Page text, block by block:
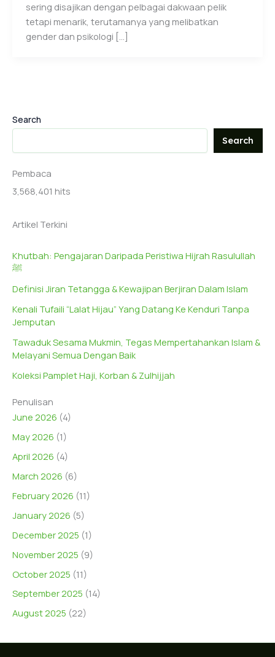
sering disajikan dengan pelbagai dakwaan pelik
tetapi menarik, terutamanya yang melibatkan
gender dan psikologi […]
Search
Search
Pembaca
3,568,401 hits
Artikel Terkini
Khutbah: Pengajaran Daripada Peristiwa Hijrah Rasulullah
ﷺ
Definisi Jiran Tetangga & Kewajipan Berjiran Dalam Islam
Kenali Tufaili “Lalat Hijau” Yang Datang Ke Kenduri Tanpa
Jemputan
Tawaduk Sesama Mukmin, Tegas Mempertahankan Islam &
Melayani Semua Dengan Baik
Koleksi Pamplet Haji, Korban & Zulhijjah
Penulisan
June 2026 (4)
May 2026 (1)
April 2026 (4)
March 2026 (6)
February 2026 (11)
January 2026 (5)
December 2025 (1)
November 2025 (9)
October 2025 (11)
September 2025 (14)
August 2025 (22)